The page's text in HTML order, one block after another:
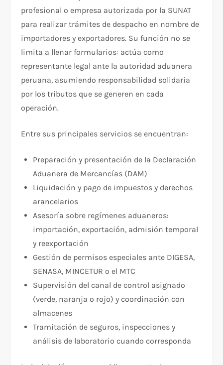
profesional o empresa autorizada por la SUNAT
para realizar trámites de despacho en nombre de
importadores y exportadores. Su función no se
limita a llenar formularios: actúa como
representante legal ante la autoridad aduanera
peruana, asumiendo responsabilidad solidaria
por los tributos que se generen en cada
operación.
Entre sus principales servicios se encuentran:
Preparación y presentación de la Declaración
Aduanera de Mercancías (DAM)
Liquidación y pago de impuestos y derechos
arancelarios
Asesoría sobre regímenes aduaneros:
importación, exportación, admisión temporal
y reexportación
Gestión de permisos especiales ante DIGESA,
SENASA, MINCETUR o el MTC
Supervisión del canal de control asignado
(verde, naranja o rojo) y coordinación con
almacenes
Tramitación de seguros, inspecciones y
análisis de laboratorio cuando corresponda